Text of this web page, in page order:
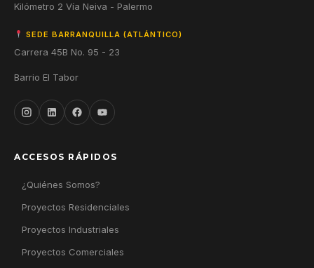
Kilómetro 2 Vía Neiva - Palermo
SEDE BARRANQUILLA (ATLÁNTICO)
Carrera 45B No. 95 - 23
Barrio El Tabor
ACCESOS RÁPIDOS
¿Quiénes Somos?
Proyectos Residenciales
Proyectos Industriales
Proyectos Comerciales